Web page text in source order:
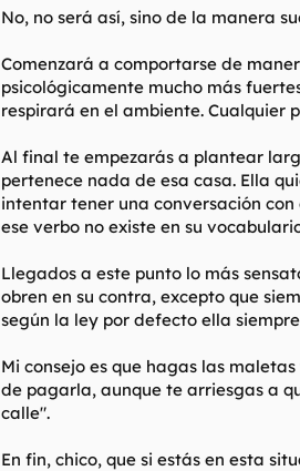
No, no será así, sino de la manera
Comenzará a comportarse de
psicológicamente mucho más
respirará en el ambiente. Cualquier
Al final te empezarás a plantear
pertenece nada de esa casa. Ella
intentar tener una conversación
ese verbo no existe en su
Llegados a este punto lo más
obren en su contra, excepto que
según la ley por defecto ella
Mi consejo es que hagas las
de pagarla, aunque te arriesgas a
calle".
En fin, chico, que si estás en esta